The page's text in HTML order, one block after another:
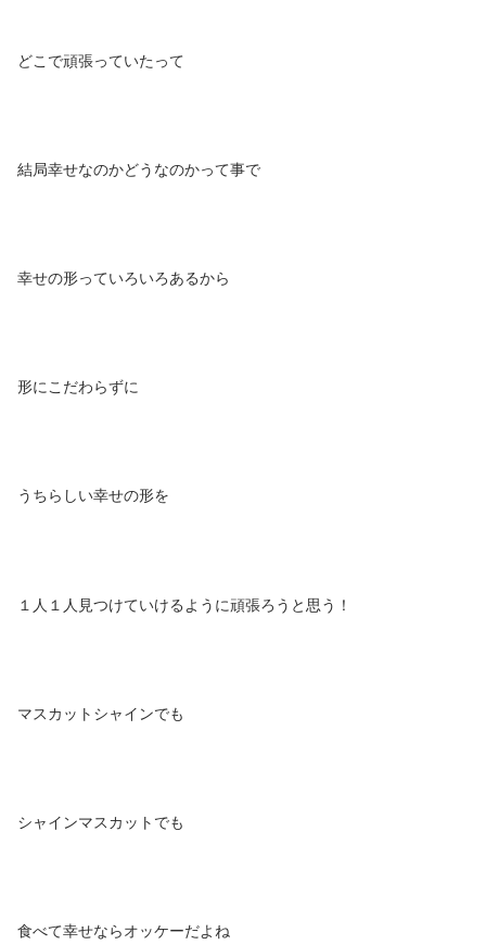
どこで頑張っていたって
結局幸せなのかどうなのかって事で
幸せの形っていろいろあるから
形にこだわらずに
うちらしい幸せの形を
１人１人見つけていけるように頑張ろうと思う！
マスカットシャインでも
シャインマスカットでも
食べて幸せならオッケーだよね